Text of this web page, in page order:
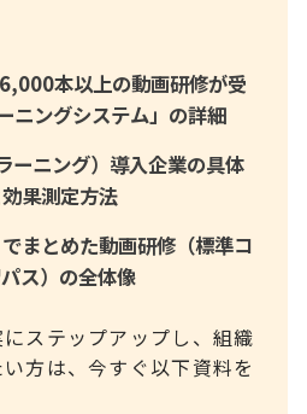
本以上の動画研修が受
ニングシステム」の詳細
ニング）導入企業の具体
果測定方法
まとめた動画研修（標準コ
ス）の全体像
ステップアップし、組織
方は、今すぐ以下資料を